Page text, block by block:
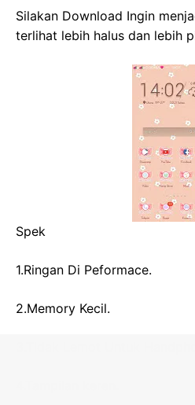
Silakan Download Ingin
terlihat lebih halus dan lebih
Spek
1.Ringan Di Peformace.
2.Memory Kecil.